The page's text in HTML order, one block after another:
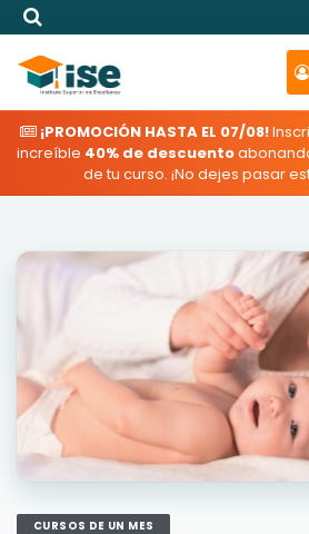
¡PROMOCIÓN HASTA EL 07/08!
increíble 40% de descuento
de tu curso. ¡No dejes pasar
CURSOS DE UN MES